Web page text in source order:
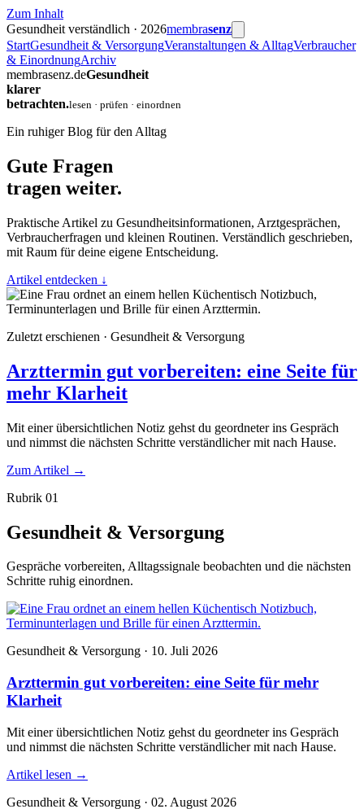
Zum Inhalt
Gesundheit verständlich · 2026membrasenz
StartGesundheit & VersorgungVeranstaltungen & AlltagVerbraucher
& EinordnungArchiv
membrasenz.deGesundheit
klarer
betrachten.lesen · prüfen · einordnen
Ein ruhiger Blog für den Alltag
Gute Fragen
tragen weiter.
Praktische Artikel zu Gesundheitsinformationen, Arztgesprächen,
Verbraucherfragen und kleinen Routinen. Verständlich geschrieben,
mit Raum für deine eigene Entscheidung.
Artikel entdecken ↓
Zuletzt erschienen · Gesundheit & Versorgung
Arzttermin gut vorbereiten: eine Seite für
mehr Klarheit
Mit einer übersichtlichen Notiz gehst du geordneter ins Gespräch
und nimmst die nächsten Schritte verständlicher mit nach Hause.
Zum Artikel →
Rubrik 01
Gesundheit & Versorgung
Gespräche vorbereiten, Alltagssignale beobachten und die nächsten
Schritte ruhig einordnen.
Gesundheit & Versorgung · 10. Juli 2026
Arzttermin gut vorbereiten: eine Seite für mehr
Klarheit
Mit einer übersichtlichen Notiz gehst du geordneter ins Gespräch
und nimmst die nächsten Schritte verständlicher mit nach Hause.
Artikel lesen →
Gesundheit & Versorgung · 02. August 2026